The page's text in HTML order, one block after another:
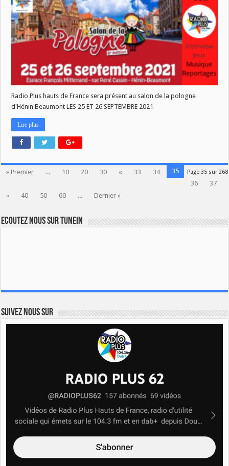
LA
POLOGNE
CE
WEEK
END
Radio Plus hauts de France sera présent au salon de la pologne
d'Hénin Beaumont LES 25 ET 26 SEPTEMBRE 2021
Lire plus
Page 35 sur 268
» Premier ... 10 20 30 « 33 34
35
36
37
»
40 50 60 ... Dernier »
Ecoutez nous sur TuneIn
Suivez nous sur